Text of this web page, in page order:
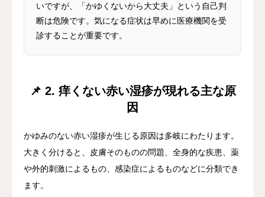
いですが、「かゆくないから大丈夫」という自己判
断は危険です。気になる症状は早めに医療機関を受
診することが重要です。
📌 2. 痒くない赤い湿疹が現れる主な原
因
かゆみのない赤い湿疹が生じる原因は多岐にわたります。
大きく分けると、皮膚そのものの問題、全身的な疾患、薬
や外的刺激によるもの、感染症によるものなどに分類でき
ます。